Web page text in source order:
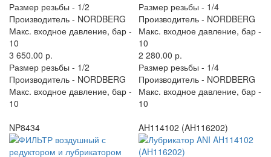
Размер резьбы - 1/2
Производитель - NORDBERG
Макс. входное давление, бар -
10
3 650.00 р.
Размер резьбы - 1/2
Производитель - NORDBERG
Макс. входное давление, бар -
10
Размер резьбы - 1/4
Производитель - NORDBERG
Макс. входное давление, бар -
10
2 280.00 р.
Размер резьбы - 1/4
Производитель - NORDBERG
Макс. входное давление, бар -
10
NP8434
AH114102 (AH116202)